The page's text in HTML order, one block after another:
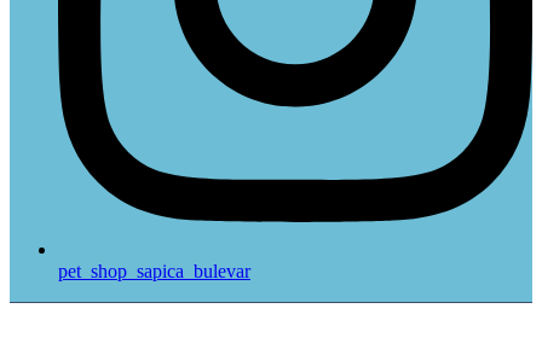
pet_shop_sapica_bulevar